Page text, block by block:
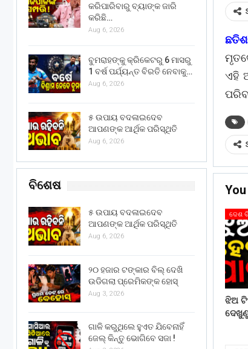
ଏହି
ଦେଶ
ଝିଅ
କରିପାରିବାରୁ ବ୍ୟାଙ୍କ ଜାରି
କରିଛି…
Aug 6, 2026
ବୁମରାହଙ୍କୁ କ୍ରିକେଟରୁ 6 ମାସରୁ
1 ବର୍ଷ ପର୍ଯ୍ୟନ୍ତ ବିରତି ନେବାକୁ…
Aug 6, 2026
୫ ଉପାୟ ବଦଳାଇଦେବ
ଆପଣଙ୍କ ଆର୍ଥିକ ପରିସ୍ଥିତି
Aug 6, 2026
ବିଶେଷ
୫ ଉପାୟ ବଦଳାଇଦେବ
ଆପଣଙ୍କ ଆର୍ଥିକ ପରିସ୍ଥିତି
Aug 6, 2026
୨୦ ହଜାର ଟଙ୍କାର ବିଲ୍ ଦେଖି
ଉଡିଗଲା ପ୍ରେମିକଙ୍କ ହୋସ୍
Aug 3, 2026
ଗାଳି କରୁଥିଲେ ହୁଏତ ଯିବେନାହିଁ
ଜେଲ୍ କିନ୍ତୁ ଭୋଗିବେ ସଜା !